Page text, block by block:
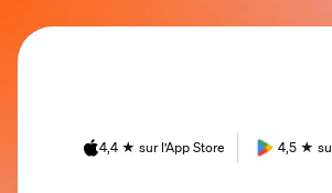
4,4 ★ sur l’App Store 4,5 ★